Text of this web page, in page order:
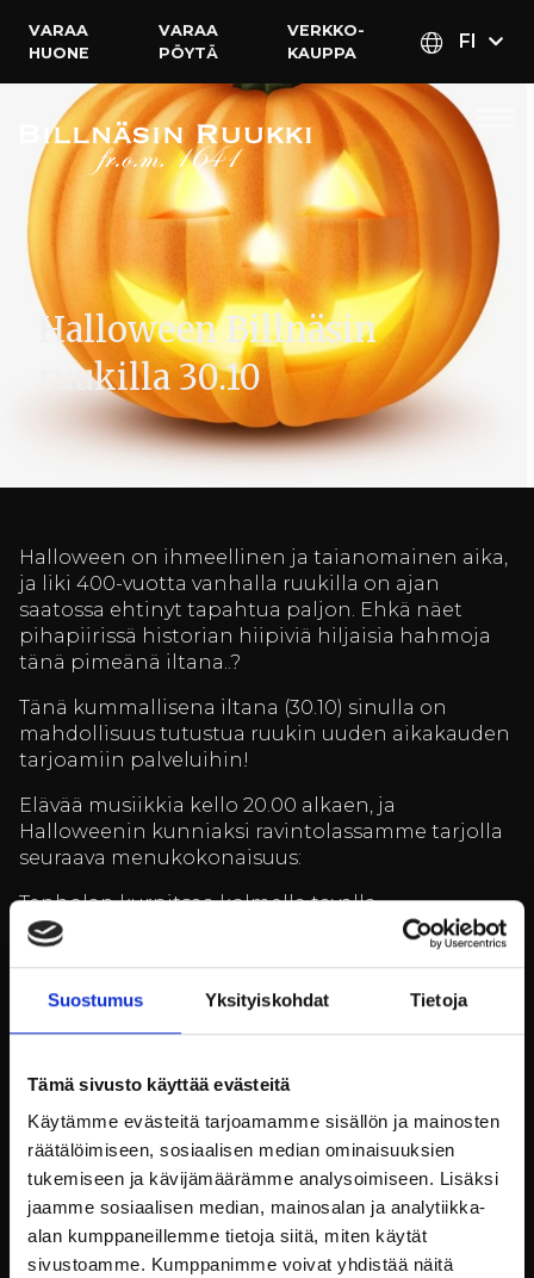
Suostumus Yksityiskohdat Tietoja
Tämä sivusto käyttää evästeitä
Käytämme evästeitä tarjoamamme sisällön ja mainosten
räätälöimiseen, sosiaalisen median ominaisuuksien
tukemiseen ja kävijämäärämme analysoimiseen. Lisäksi
jaamme sosiaalisen median, mainosalan ja analytiikka-
alan kumppaneillemme tietoja siitä, miten käytät
sivustoamme. Kumppanimme voivat yhdistää näitä
VARAA
HUONE
VARAA
PÖYTÄ
VERKKO­
KAUPPA
FI
Halloween Billnäsin
ruukilla 30.10
Halloween on ihmeellinen ja taianomainen aika,
ja liki 400-vuotta vanhalla ruukilla on ajan
saatossa ehtinyt tapahtua paljon. Ehkä näet
pihapiirissä historian hiipiviä hiljaisia hahmoja
tänä pimeänä iltana..?
Tänä kummallisena iltana (30.10) sinulla on
mahdollisuus tutustua ruukin uuden aikakauden
tarjoamiin palveluihin!
Elävää musiikkia kello 20.00 alkaen, ja
Halloweenin kunniaksi ravintolassamme tarjolla
seuraava menukokonaisuus:
Tenholan kurpitsaa kolmella tavalla
****
Kylmäsavustettua kirjolohta, mallascrumble
ja hapankermaa
****
Karitsan Wallenberg, puolukkaa sekä
ohrarisotto sienillä
****
Tarte tatin ja vaniljajäätelöä